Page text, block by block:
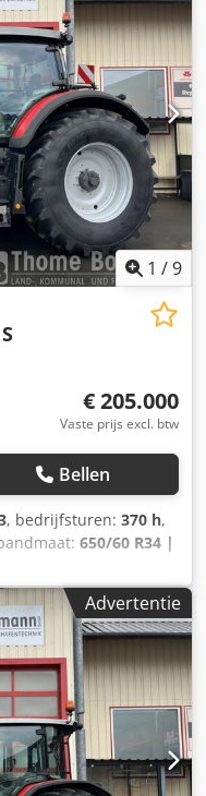
1 /9
€ 205.000
Vaste prijs excl. btw
Bellen
, bedrijfsturen: 370 h,
650/60 R34 |
Banden (a): 710/75
19-12-
176/240 kW/pk bij
kW/pk bij 1.950
300 kW/pk bij 1.950
- Max. koppel
STAGE V
Advertentie